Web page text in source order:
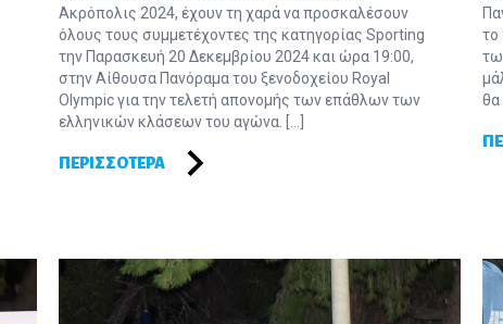
Ακρόπολις 2024, έχουν τη χαρά να προσκαλέσουν
όλους τους συμμετέχοντες της κατηγορίας Sporting
την Παρασκευή 20 Δεκεμβρίου 2024 και ώρα 19:00,
στην Αίθουσα Πανόραμα του ξενοδοχείου Royal
Olympic για την τελετή απονομής των επάθλων των
ελληνικών κλάσεων του αγώνα. […]
ΠΕΡΙΣΣΌΤΕΡΑ
το
θα